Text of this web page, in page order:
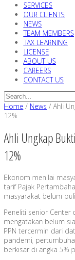
SERVICES
OUR CLIENTS
NEWS
TEAM MEMBERS
TAX LEARNING
LICENSE
ABOUT US
CAREERS
CONTACT US
Home / News / Ahli
12%
Ahli Ungkap
12%
Ekonom menilai
tarif Pajak
masyarakat belum
Peneliti senior Center
mengatakan belum
PPN tercermin dari
pandemi,
berkisar di angka 5%